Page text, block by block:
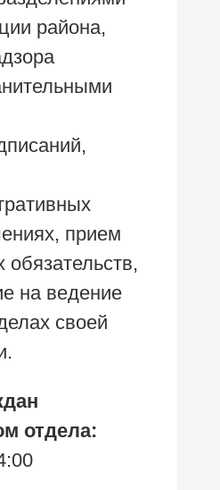
района,
прием
обязательств,
на ведение
своей
отдела: